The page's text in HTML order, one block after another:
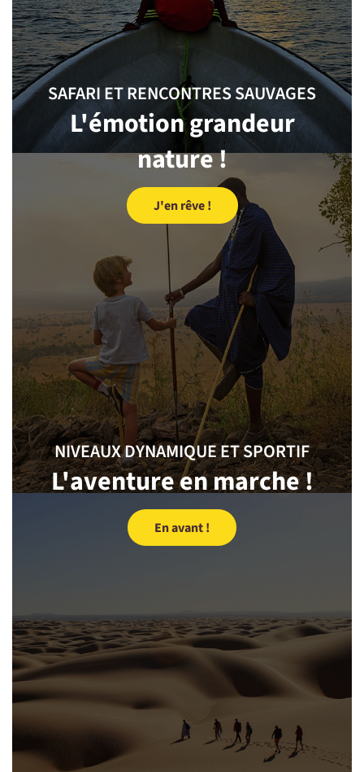
SAFARI ET RENCONTRES SAUVAGES
L'émotion grandeur
nature !
J'en rêve !
NIVEAUX DYNAMIQUE ET SPORTIF
L'aventure en marche !
En avant !